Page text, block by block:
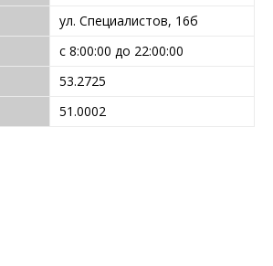
ул. Специалистов, 16б
с 8:00:00 до 22:00:00
53.2725
51.0002